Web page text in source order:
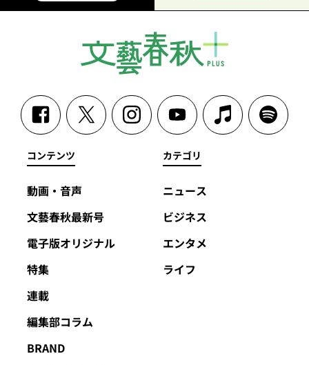
コンテンツ
動画・音声
文藝春秋最新号
電子版オリジナル
特集
連載
編集部コラム
BRAND
カテゴリ
ニュース
ビジネス
エンタメ
ライフ